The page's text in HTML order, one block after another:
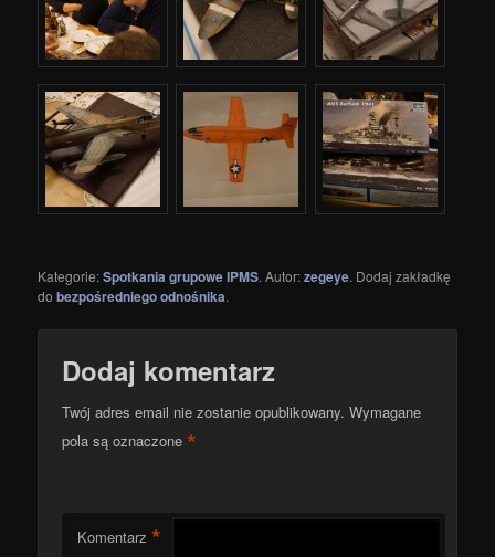
Kategorie:Spotkania grupowe IPMS. Autor:zegeye. Dodaj zakładkę
dobezpośredniego odnośnika.
Dodaj komentarz
Twój adres email nie zostanie opublikowany. Wymagane
pola są oznaczone*
Komentarz *